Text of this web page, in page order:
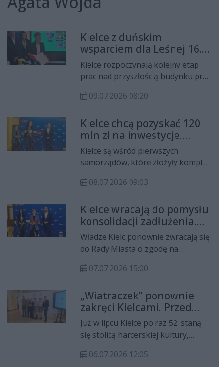
Kielce z duńskim
wsparciem dla Leśnej 16.
Miasto podpisało list
intencyjny
Kielce rozpoczynają kolejny etap
prac nad przyszłością budynku przy
intencyjny z Ambasadą Królestwa
Dekarbonizacji, otwierając sobie
drogę do ubiegania się o 1,5 mln
koron duńskich na przygotowanie
koncepcji przebudowy i nowego
zagospodarowania obiektu. Projekt
ma połączyć nowoczesne
efektywność energetyczną i funkcje
społeczne.
09.07.2026 08:20
Kielce chcą pozyskać 120
mln zł na inwestycje.
Miasto złożyło pierwsze
wnioski do Funduszu
Bezpieczeństwa i
Obronności
Kielce są wśród pierwszych
samorządów, które złożyły komplet
nowo uruchomionego Funduszu
Miasto chce pozyskać około 120
mln zł na inwestycje związane z
ochroną ludności,
bezpieczeństwem oraz
odpornością infrastruktury.
08.07.2026 09:03
Kielce wracają do pomysłu
konsolidacji zadłużenia.
Miasto chce uwolnić
środki na inwestycje
Władze Kielc ponownie zwracają się
do Rady Miasta o zgodę na
części zadłużenia. Jak przekonywali
prezydentka Agata Wojda, pierwszy
zastępca prezydenta Łukasz Syska
oraz skarbnik miasta Marzena
Bzymek, operacja nie zwiększy
zadłużenia miasta, ale pozwoli
znacząco obniżyć roczne koszty
07.07.2026 15:00
„Wiatraczek” ponownie
zakręci Kielcami. Przed
nami 52. Międzynarodowy
Harcerski Festiwal Kultury
Młodzieży Szkolnej
Już w lipcu Kielce po raz 52. staną
się stolicą harcerskiej kultury,
prasowej organizatorzy
06.07.2026 12:05